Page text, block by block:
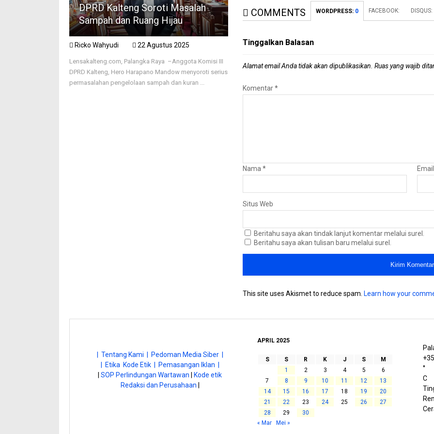
COMMENTS WORDPRESS: 0 FACEBOOK: DISQUS:
Tinggalkan Balasan
Alamat email Anda tidak akan dipublikasikan. Ruas yang wajib
Komentar*
Nama*
Situs Web
Beritahu saya akan tindak lanjut komentar melalui surel.
Beritahu saya akan tulisan baru melalui surel.
This site uses Akismet to reduce spam. Learn how your
DPRD Kalteng Soroti Masalah
Sampah dan Ruang Hijau
Ricko Wahyudi 22 Agustus 2025
Lensakalteng.com, Palangka Raya –Anggota Komisi III
DPRD Kalteng, Hero Harapano Mandow menyoroti serius
permasalahan pengelolaan sampah dan kuran ...
| Tentang Kami |
Pedoman Media Siber |
| Etika Kode Etik |
Pemasangan Iklan |
|SOP Perlindungan Wartawan
Kode etik
Redaksi dan Perusahaan
APRIL 2025
S S R K J S
M
1
2 3 4 5
6
7
8 9 10 11 12
13
14
15 16 17 18 19
20
21
22 23 24 25 26
27
28
29
30
« Mar
Mei »
+35
°
C